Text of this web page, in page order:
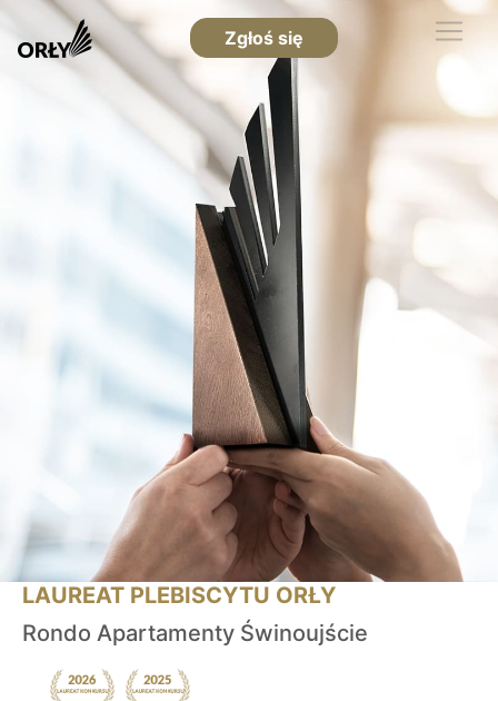
Zgłoś się
LAUREAT PLEBISCYTU ORŁY
Rondo Apartamenty Świnoujście